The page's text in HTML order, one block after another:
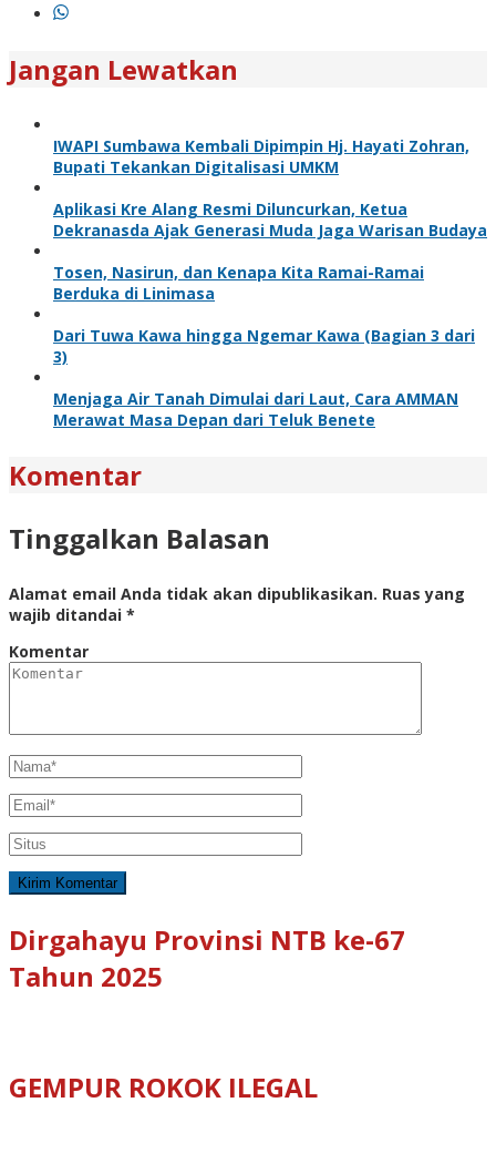
Jangan Lewatkan
IWAPI Sumbawa Kembali Dipimpin Hj. Hayati Zohran,
Bupati Tekankan Digitalisasi UMKM
Aplikasi Kre Alang Resmi Diluncurkan, Ketua
Dekranasda Ajak Generasi Muda Jaga Warisan Budaya
Tosen, Nasirun, dan Kenapa Kita Ramai-Ramai
Berduka di Linimasa
Dari Tuwa Kawa hingga Ngemar Kawa (Bagian 3 dari
3)
Menjaga Air Tanah Dimulai dari Laut, Cara AMMAN
Merawat Masa Depan dari Teluk Benete
Komentar
Tinggalkan Balasan
Alamat email Anda tidak akan dipublikasikan. Ruas yang
wajib ditandai *
Komentar
Dirgahayu Provinsi NTB ke-67
Tahun 2025
GEMPUR ROKOK ILEGAL